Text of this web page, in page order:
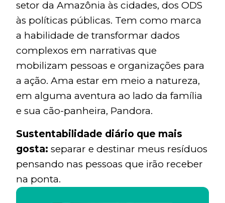
setor da Amazônia às cidades, dos ODS
às políticas públicas. Tem como marca
a habilidade de transformar dados
complexos em narrativas que
mobilizam pessoas e organizações para
a ação. Ama estar em meio a natureza,
em alguma aventura ao lado da família
e sua cão-panheira, Pandora.
Sustentabilidade diário que mais
gosta: separar e destinar meus resíduos
pensando nas pessoas que irão receber
na ponta.